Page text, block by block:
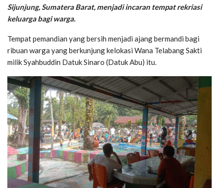
Sijunjung, Sumatera Barat, menjadi incaran tempat rekriasi
keluarga bagi warga.
Tempat pemandian yang bersih menjadi ajang bermandi bagi
ribuan warga yang berkunjung kelokasi Wana Telabang Sakti
milik Syahbuddin Datuk Sinaro (Datuk Abu) itu.